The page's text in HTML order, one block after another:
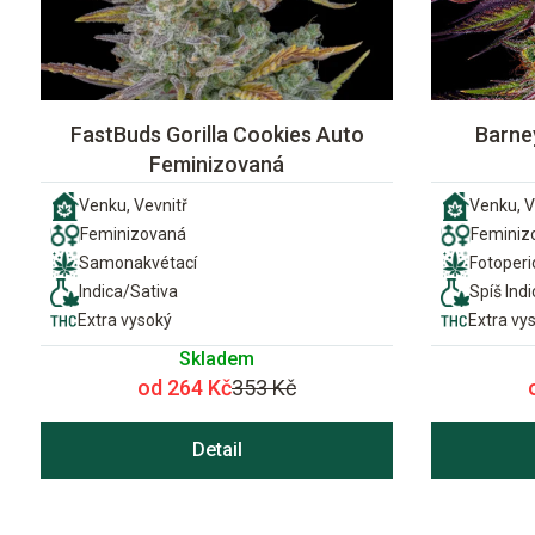
FastBuds Gorilla Cookies Auto
Feminizovaná
Venku, Vevnitř
Feminizovaná
Samonakvétací
Indica/Sativa
Extra vysoký
Skladem
od 264 Kč353 Kč
Detail
Venku,
Spíš
Extra